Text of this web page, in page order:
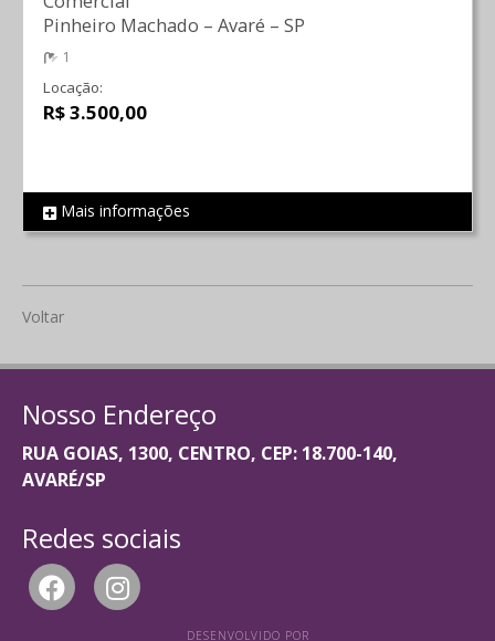
REF 2077
Pinheiro Machado – Avaré – SP
1
Locação:
R$ 3.500,00
Mais informações
Voltar
Nosso Endereço
RUA GOIAS, 1300, CENTRO, CEP: 18.700-140,
AVARÉ/SP
Redes sociais
DESENVOLVIDO POR